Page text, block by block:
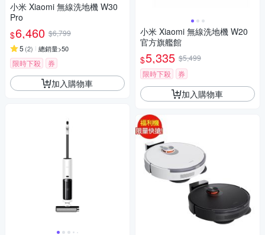
小米 Xiaomi 無線洗地機 W30
Pro
$6,460 $6,799
5 (2) 總銷量>50
限時下殺 券
加入購物車
小米 Xiaomi 無線洗地機 W20
官方旗艦館
$5,335 $5,499
限時下殺
券
加入購物車